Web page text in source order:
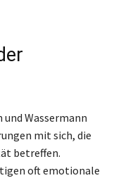
Wassermann
mit sich, die
betreffen.
oft emotionale